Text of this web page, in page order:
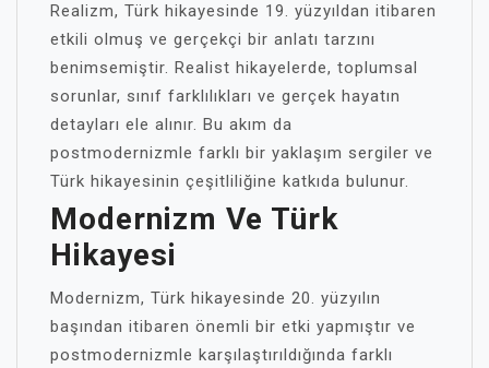
Realizm, Türk hikayesinde 19. yüzyıldan itibaren
etkili olmuş ve gerçekçi bir anlatı tarzını
benimsemiştir. Realist hikayelerde, toplumsal
sorunlar, sınıf farklılıkları ve gerçek hayatın
detayları ele alınır. Bu akım da
postmodernizmle farklı bir yaklaşım sergiler ve
Türk hikayesinin çeşitliliğine katkıda bulunur.
Modernizm Ve Türk
Hikayesi
Modernizm, Türk hikayesinde 20. yüzyılın
başından itibaren önemli bir etki yapmıştır ve
postmodernizmle karşılaştırıldığında farklı